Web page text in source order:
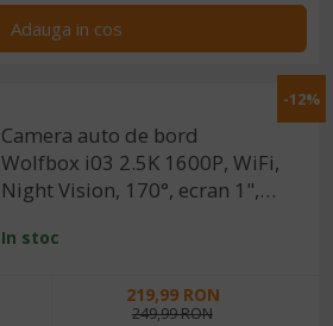
Adauga in cos
-12%
Camera auto de bord
Wolfbox i03 2.5K 1600P, WiFi,
Night Vision, 170°, ecran 1",
monitorizare parcare
In stoc
219,99 RON
249,99 RON